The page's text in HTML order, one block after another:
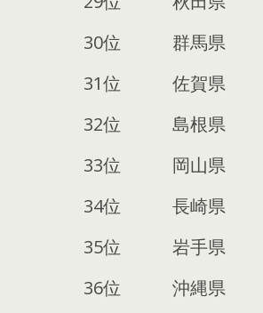
30位
群馬県
31位
佐賀県
32位
島根県
33位
岡山県
34位
長崎県
35位
岩手県
36位
沖縄県